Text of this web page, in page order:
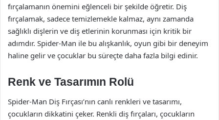
fırçalamanın önemini eğlenceli bir şekilde öğretir. Diş
fırçalamak, sadece temizlemekle kalmaz, aynı zamanda
sağlıklı dişlerin ve diş etlerinin korunması için kritik bir
adımdır. Spider-Man ile bu alışkanlık, oyun gibi bir deneyim
haline gelir ve çocuklar bu süreçte daha fazla bilgi edinir.
Renk ve Tasarımın Rolü
Spider-Man Diş Fırçası’nın canlı renkleri ve tasarımı,
çocukların dikkatini çeker. Renkli diş fırçaları, çocukların